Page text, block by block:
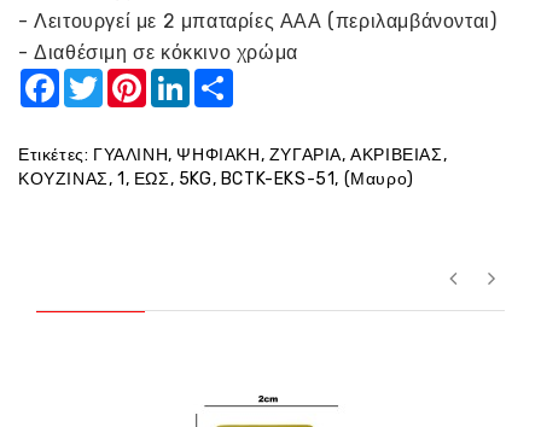
- Λειτουργεί με 2 μπαταρίες ΑΑΑ (περιλαμβάνονται)
- Διαθέσιμη σε κόκκινο χρώμα
Facebook
TwitterPinterestLinkedIn
Ετικέτες: ΓΥΑΛΙΝΗ, ΨΗΦΙΑΚΗ, ΖΥΓΑΡΙΑ,ΑΚΡΙΒΕΙΑΣ,
ΚΟΥΖΙΝΑΣ,1, ΕΩΣ, 5KG, BCTK-EKS-51, (Μαυρο)